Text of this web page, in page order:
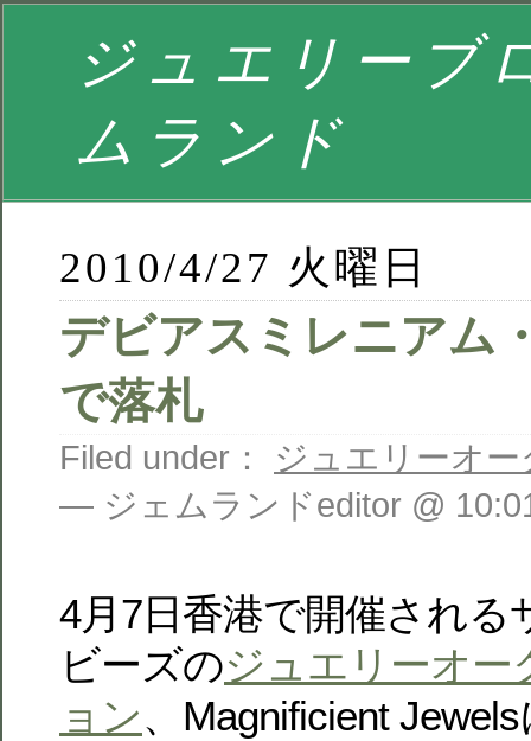
ジュエリーブ
ムランド
2010/4/27 火曜日
デビアスミレニアム
で落札
Filed under： ジュエリーオ
— ジェムランドeditor @
4月7日香港で開催される
ビーズのジュエリーオー
ョン、Magnificient